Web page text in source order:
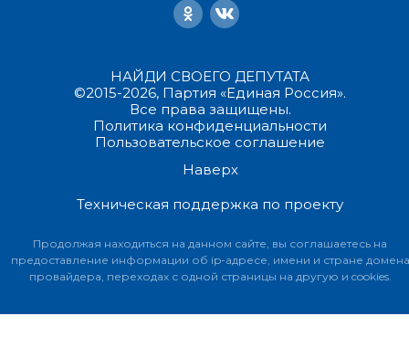
НАЙДИ СВОЕГО ДЕПУТАТА
©2015-2026, Партия «Единая Россия».
Все права защищены.
Политика конфиденциальности
Пользовательское соглашение
Наверх
Техническая поддержка по проекту
Продолжая находиться на данном сайте, вы соглашаетесь на
предоставление информации об ip-адресе, имени и стране домена
провайдера, переходах с одной страницы на другую и cookies.